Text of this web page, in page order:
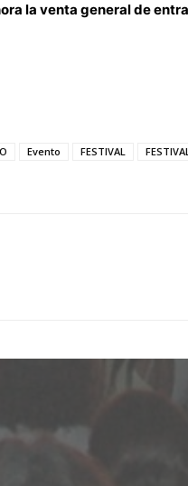
la venta general de
Evento FESTIVAL